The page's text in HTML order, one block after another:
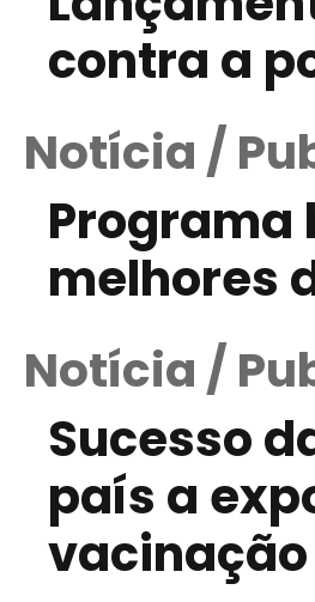
contra a
Notícia /
Programa
melhores
Notícia /
Sucesso
país a
vacinação